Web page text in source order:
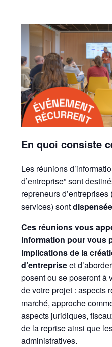
En quoi consiste
Les réunions
d’entreprise” sont
repreneurs
services) sont
Ces réunions vous
information pour vous
implications de la
d’entrepriseet
posent ou se poseront à
de votre projet : aspects
marché, approche
aspects juridiques,
de la reprise ainsi que
administratives.